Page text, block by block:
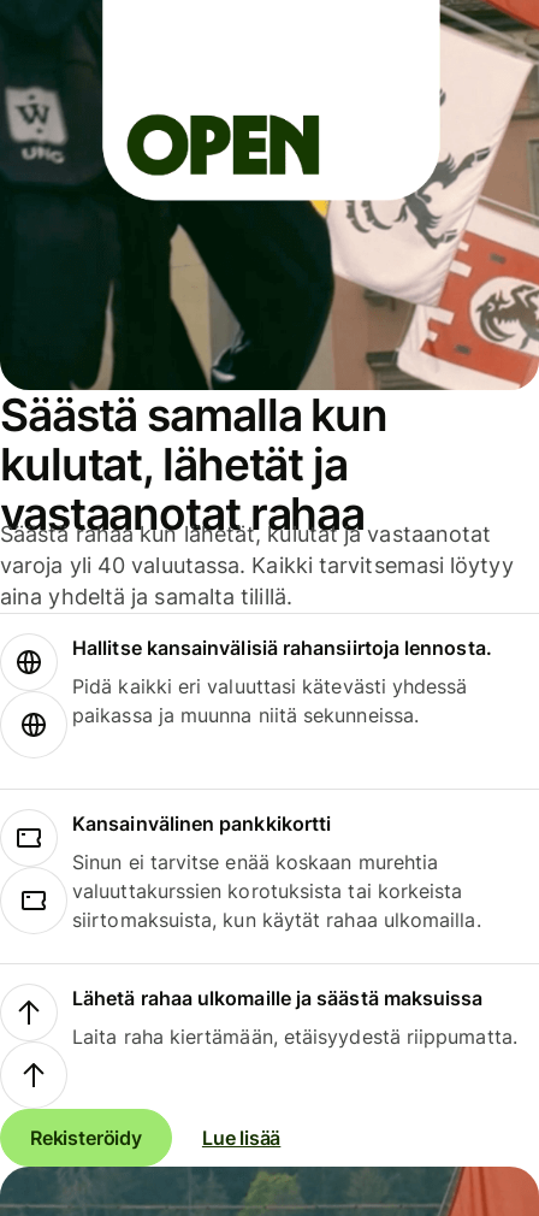
Säästä samalla kun
kulutat, lähetät ja
vastaanotat rahaa
Säästä rahaa kun lähetät, kulutat ja vastaanotat
varoja yli 40 valuutassa. Kaikki tarvitsemasi löytyy
aina yhdeltä ja samalta tilillä.
Hallitse kansainvälisiä rahansiirtoja lennosta.
Pidä kaikki eri valuuttasi kätevästi yhdessä
paikassa ja muunna niitä sekunneissa.
Kansainvälinen pankkikortti
Sinun ei tarvitse enää koskaan murehtia
valuuttakurssien korotuksista tai korkeista
siirtomaksuista, kun käytät rahaa ulkomailla.
Lähetä rahaa ulkomaille ja säästä maksuissa
Laita raha kiertämään, etäisyydestä riippumatta.
Rekisteröidy Lue lisää